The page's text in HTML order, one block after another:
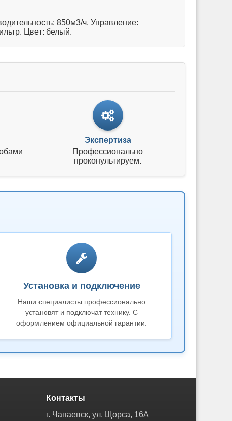
850м3/ч. Управление:
Цвет: белый.
Экспертиза
Профессионально
проконультируем.
Установка и подключение
Наши специалисты профессионально
установят и подключат технику. С
оформлением официальной гарантии.
Контакты
г. Чапаевск, ул. Щорса, 16А